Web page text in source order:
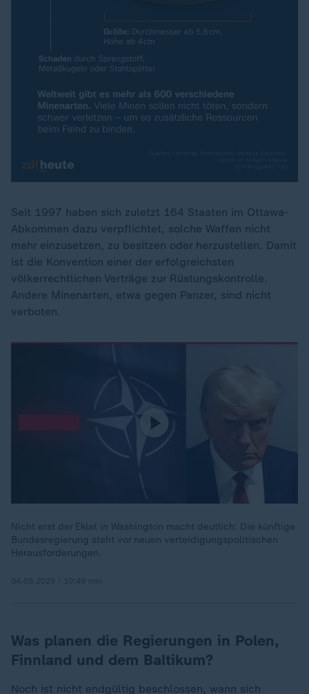
Seit 1997 haben sich zuletzt 164 Staaten im Ottawa-
Abkommen dazu verpflichtet, solche Waffen nicht
mehr einzusetzen, zu besitzen oder herzustellen. Damit
ist die Konvention einer der erfolgreichsten
völkerrechtlichen Verträge zur Rüstungskontrolle.
Andere Minenarten, etwa gegen Panzer, sind nicht
verboten.
Nicht erst der Eklat in Washington macht deutlich: Die künftige
Bundesregierung steht vor neuen verteidigungspolitischen
Herausforderungen.
Was planen die Regierungen in Polen,
Finnland und dem Baltikum?
Noch ist nicht endgültig beschlossen, wann sich